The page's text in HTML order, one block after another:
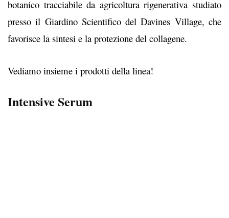
botanico tracciabile da agricoltura rigenerativa studiato
presso il Giardino Scientifico del Davines Village, che
favorisce la sintesi e la protezione del collagene.
Vediamo insieme i prodotti della linea!
Intensive Serum